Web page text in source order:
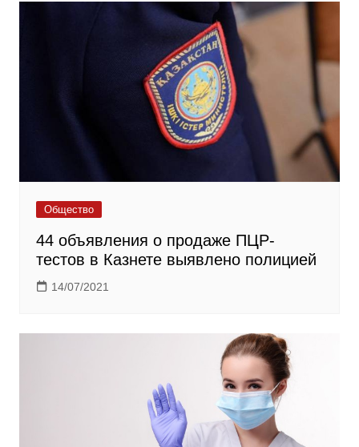
Общество
44 объявления о продаже ПЦР-
тестов в Казнете выявлено полицией
14/07/2021